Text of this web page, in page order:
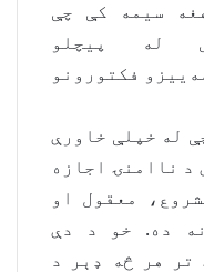
سیمه کې چې
له پیچلو
فکتورونو
له خپلې خاورې
د ناامنۍ اجازه
معقول او
ده. خو د دې
تر هر څه ډېر د